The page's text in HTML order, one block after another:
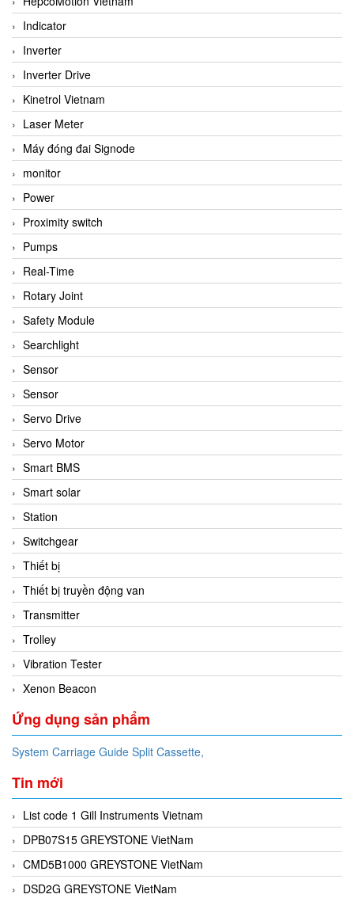
Indicator
Inverter
Inverter Drive
Kinetrol Vietnam
Laser Meter
Máy đóng đai Signode
monitor
Power
Proximity switch
Pumps
Real-Time
Rotary Joint
Safety Module
Searchlight
Sensor
Sensor
Servo Drive
Servo Motor
Smart BMS
Smart solar
Station
Switchgear
Thiết bị
Thiết bị truyền động van
Transmitter
Trolley
Vibration Tester
Xenon Beacon
Ứng dụng sản phẩm
System Carriage Guide Split Cassette,
Tin mới
List code 1 Gill Instruments Vietnam
DPB07S15 GREYSTONE VietNam
CMD5B1000 GREYSTONE VietNam
DSD2G GREYSTONE VietNam